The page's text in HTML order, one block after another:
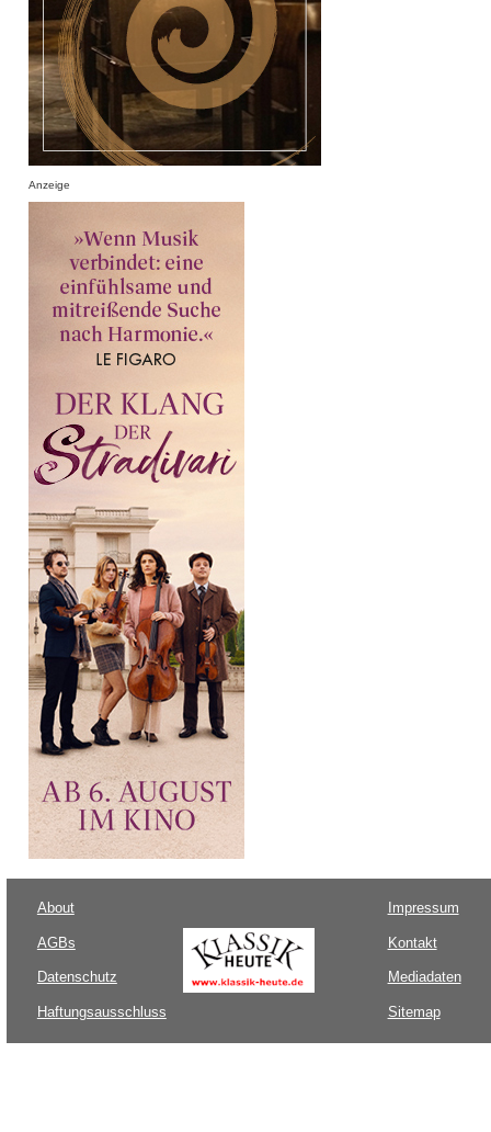
Anzeige
About
AGBs
Datenschutz
Haftungsausschluss
Impressum
Kontakt
Mediadaten
Sitemap